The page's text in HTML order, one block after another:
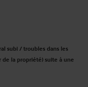
subi / troubles dans les
la propriété) suite à une